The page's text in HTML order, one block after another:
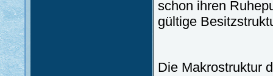
schon ihren
gültige
Die Makrostruktur